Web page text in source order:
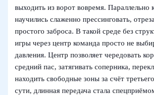
выходить из ворот вовремя. Параллельно
научились слаженно прессинговать,
простого заброса. В такой среде без
игры через центр команда просто не
давления. Центр позволяет чередовать
средний пас, затягивать соперника,
находить свободные зоны за счёт
сути, длинная передача стала